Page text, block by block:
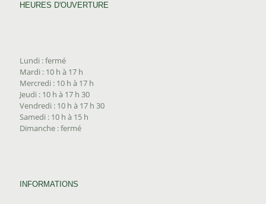
HEURES D'OUVERTURE
Lundi : fermé
Mardi : 10 h à 17 h
Mercredi : 10 h à 17 h
Jeudi : 10 h à 17 h 30
Vendredi : 10 h à 17 h 30
Samedi : 10 h à 15 h
Dimanche : fermé
INFORMATIONS